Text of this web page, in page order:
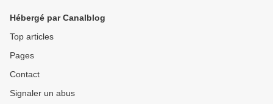
Hébergé par Canalblog
Top articles
Pages
Contact
Signaler un abus